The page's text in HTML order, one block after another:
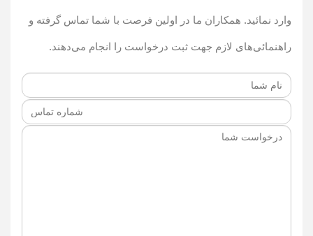
وارد نمائید. همکاران ما در اولین فرصت با شما تماس گرفته و
راهنمائی‌های لازم جهت ثبت درخواست را انجام می‌دهند.